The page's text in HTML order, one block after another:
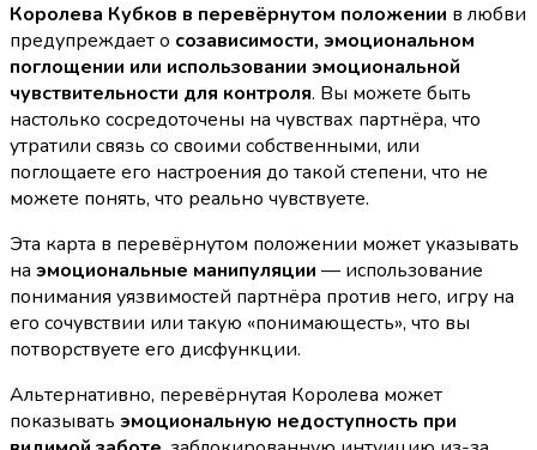
Королева Кубков в перевёрнутом положении в любви
предупреждает о созависимости, эмоциональном
поглощении или использовании эмоциональной
чувствительности для контроля. Вы можете быть
настолько сосредоточены на чувствах партнёра, что
утратили связь со своими собственными, или
поглощаете его настроения до такой степени, что не
можете понять, что реально чувствуете.
Эта карта в перевёрнутом положении может указывать
на эмоциональные манипуляции — использование
понимания уязвимостей партнёра против него, игру на
его сочувствии или такую «понимающесть», что вы
потворствуете его дисфункции.
Альтернативно, перевёрнутая Королева может
показывать эмоциональную недоступность при